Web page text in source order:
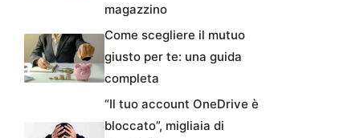
magazzino
Come scegliere il mutuo
giusto per te: una guida
completa
“Il tuo account OneDrive è
bloccato”, migliaia di